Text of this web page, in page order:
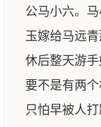
公马小六。
玉嫁给马远
休后整天游手
要不是有两
只怕早被人